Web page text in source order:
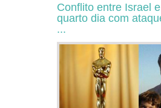
Conflito entre Israel
quarto dia com
...